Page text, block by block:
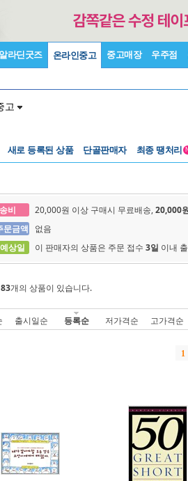
알라딘굿즈 온라인중고 중고매장 우주점
고
새로 등록된 상품 단골판매자 최종 땡처리 N
비 20,000원 이상 구매시 무료배송,20,000
문금액
없음
상일
이 판매자의 상품은 주문 접수 3일 이내
83개의 상품이 있습니다.
출시일순 등록순 저가격순 고가격순
1